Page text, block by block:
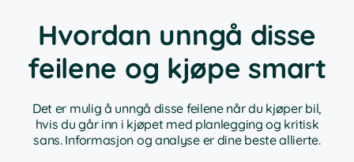
Hvordan unngå disse
feilene og kjøpe smart
Det er mulig å unngå disse feilene når du kjøper bil,
hvis du går inn i kjøpet med planlegging og kritisk
sans. Informasjon og analyse er dine beste allierte.